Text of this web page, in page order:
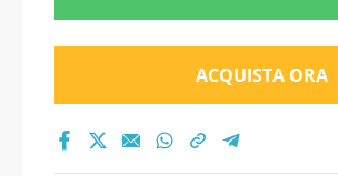
ACQUISTA ORA